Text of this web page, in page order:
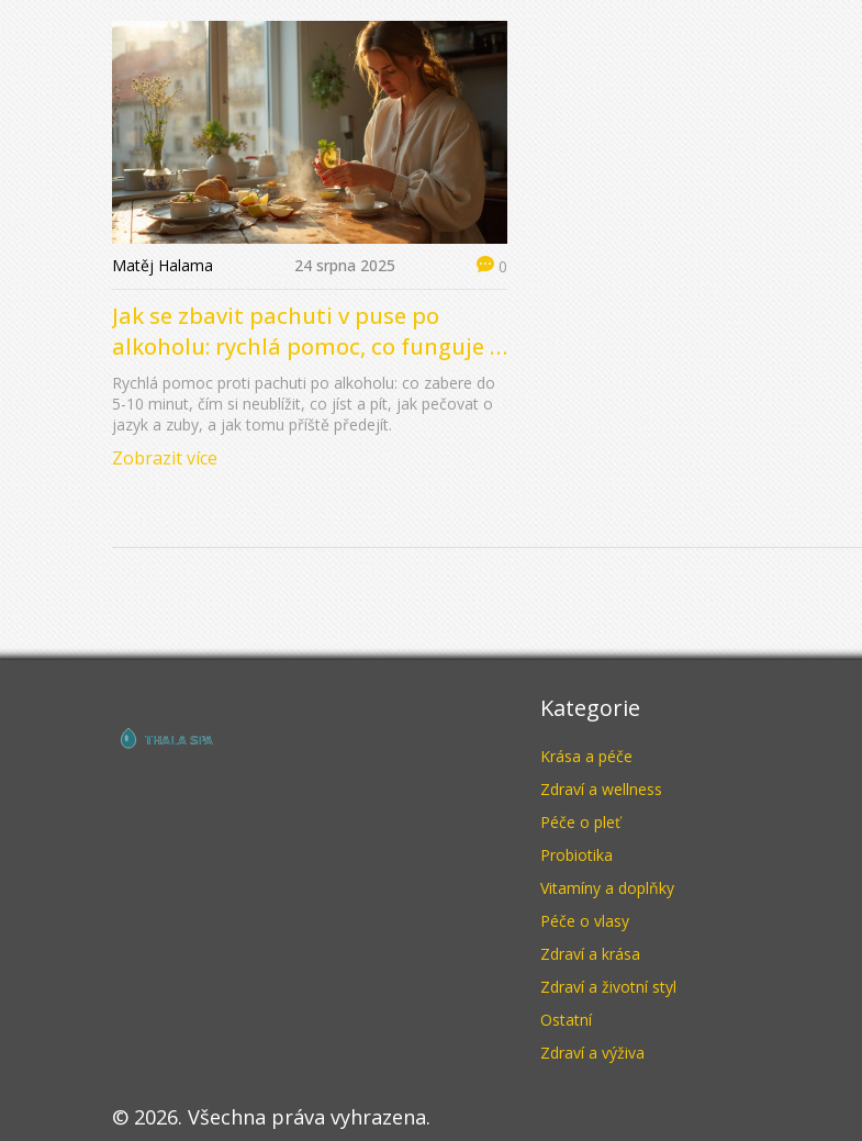
Matěj Halama 24 srpna 2025 0
Jak se zbavit pachuti v puse po
alkoholu: rychlá pomoc, co funguje a
prevence
Rychlá pomoc proti pachuti po alkoholu: co zabere do
5-10 minut, čím si neublížit, co jíst a pít, jak pečovat o
jazyk a zuby, a jak tomu příště předejít.
Zobrazit více
Kategorie
Krása a péče
Zdraví a wellness
Péče o pleť
Probiotika
Vitamíny a doplňky
Péče o vlasy
Zdraví a krása
Zdraví a životní styl
Ostatní
Zdraví a výživa
© 2026. Všechna práva vyhrazena.